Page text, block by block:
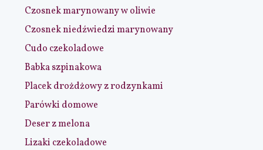
Czosnek marynowany w oliwie
Czosnek niedźwiedzi marynowany
Cudo czekoladowe
Babka szpinakowa
Placek drożdżowy z rodzynkami
Parówki domowe
Deser z melona
Lizaki czekoladowe